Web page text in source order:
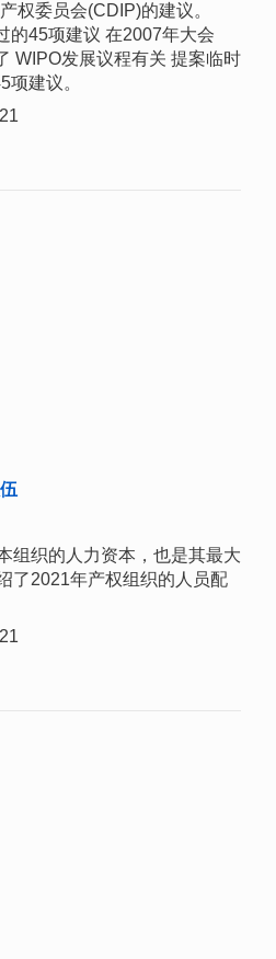
权委员会(CDIP)的建议。
的45项建议 在2007年大会
WIPO发展议程有关 提案临时
建议。
组织的人力资本，也是其最大
了2021年产权组织的人员配